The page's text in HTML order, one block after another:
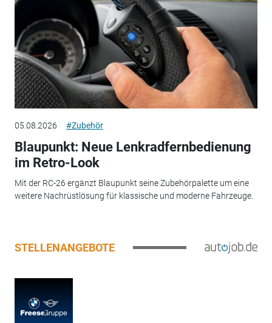
05.08.2026 #Zubehör
Blaupunkt: Neue Lenkradfernbedienung
im Retro-Look
Mit der RC-26 ergänzt Blaupunkt seine Zubehörpalette um eine
weitere Nachrüstlösung für klassische und moderne Fahrzeuge.
STELLENANGEBOTE